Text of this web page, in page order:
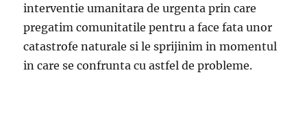
interventie umanitara de urgenta prin care
pregatim comunitatile pentru a face fata unor
catastrofe naturale si le sprijinim in momentul
in care se confrunta cu astfel de probleme.